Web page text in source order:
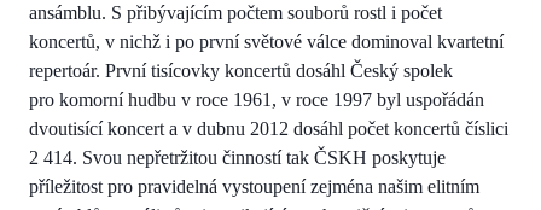
ansámblu. S přibývajícím počtem souborů rostl i počet
koncertů, v nichž i po první světové válce dominoval kvartetní
repertoár. První tisícovky koncertů dosáhl Český spolek
pro komorní hudbu v roce 1961, v roce 1997 byl uspořádán
dvoutisící koncert a v dubnu 2012 dosáhl počet koncertů číslici
2 414. Svou nepřetržitou činností tak ČSKH poskytuje
příležitost pro pravidelná vystoupení zejména našim elitním